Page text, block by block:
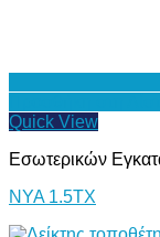
Quick View
Εσωτερικών
ΝΥΑ 1.5ΤΧ